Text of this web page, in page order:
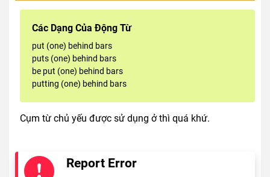
Các Dạng Của Động Từ
put (one) behind bars
puts (one) behind bars
be put (one) behind bars
putting (one) behind bars
Cụm từ chủ yếu được sử dụng ở thì quá khứ.
Report Error